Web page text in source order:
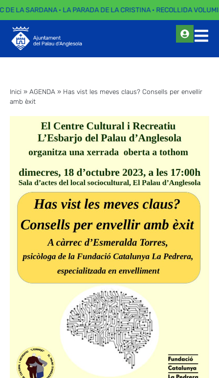
DE LA SARDANA · LA PARADA DE LA CRISTINA · RECOLLIDA
Inici » AGENDA » Has vist les meves claus? Consells per envellir
amb èxit